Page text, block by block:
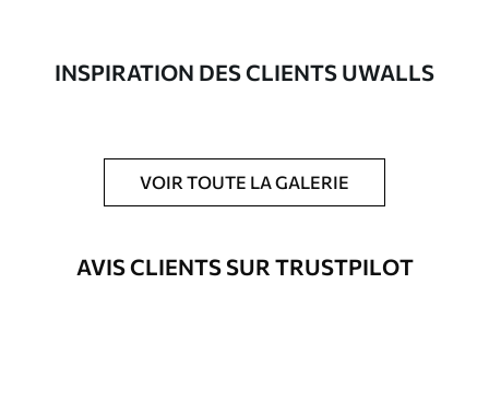
Possibilité d'ajouter un vernis
protecteur pour renforcer la durabilité
du tableau.
Matériaux disponibles
INSPIRATION DES CLIENTS UWALLS
VOIR TOUTE LA GALERIE
AVIS CLIENTS SUR TRUSTPILOT